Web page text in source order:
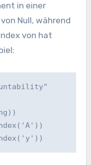
in einer
Null, während
von hat